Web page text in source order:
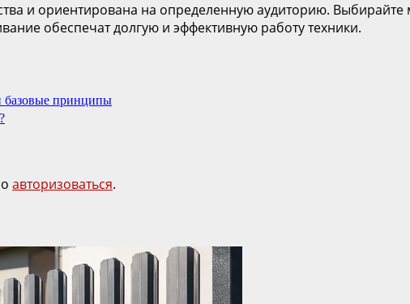
и ориентирована на определенную аудиторию. Выбирайте
обеспечат долгую и эффективную работу техники.
базовые принципы
авторизоваться.